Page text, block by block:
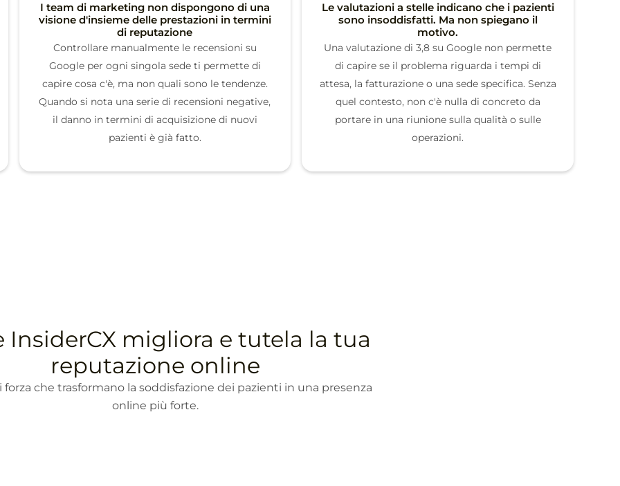
I team di marketing non dispongono di una
visione d'insieme delle prestazioni in termini
di reputazione
Controllare manualmente le recensioni su
Google per ogni singola sede ti permette di
capire cosa c'è, ma non quali sono le tendenze.
Quando si nota una serie di recensioni negative,
il danno in termini di acquisizione di nuovi
pazienti è già fatto.
Le valutazioni a stelle indicano che i pazienti
sono insoddisfatti. Ma non spiegano il
motivo.
Una valutazione di 3,8 su Google non permette
di capire se il problema riguarda i tempi di
attesa, la fatturazione o una sede specifica. Senza
quel contesto, non c'è nulla di concreto da
portare in una riunione sulla qualità o sulle
operazioni.
InsiderCX migliora e tutela la tua
reputazione online
che trasformano la soddisfazione dei pazienti in una presenza
online più forte.